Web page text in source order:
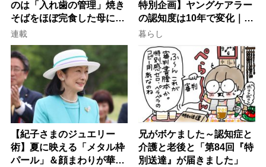
のは「入れ歯の管理」焼き
そばをほぼ完食した母に息
子が血の気が引いた理由
連載
特別企画】ヤングケアラー
の認知度は10年で変化｜流
行語大賞にノミネート、法
律にも明記されたが果たし
て現在は？
暮らし
【紀子さまのジュエリー
術】夏に映える「メタル枠
パール」＆顔まわりが華や
兄がボケました～認知症と
介護と老後と「第84回『特
別送達』が届きました」